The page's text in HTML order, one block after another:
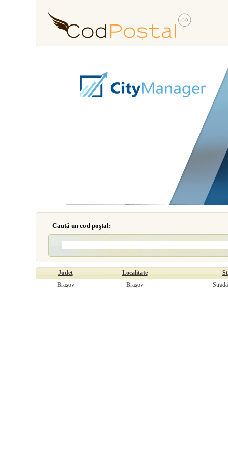
Caută un cod poştal:
Judet Localitate
Braşov
Braşov